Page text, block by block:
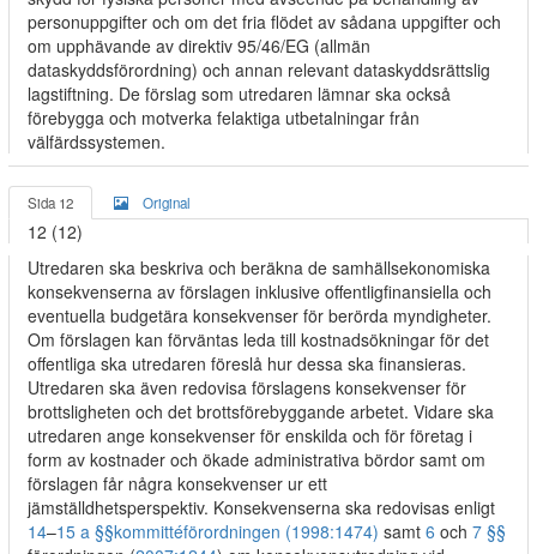
personuppgifter och om det fria flödet av sådana uppgifter och
om upphävande av direktiv 95/46/EG (allmän
dataskyddsförordning) och annan relevant dataskyddsrättslig
lagstiftning. De förslag som utredaren lämnar ska också
förebygga och motverka felaktiga utbetalningar från
välfärdssystemen.
Sida 12 Original
12 (12)
Utredaren ska beskriva och beräkna de samhällsekonomiska
konsekvenserna av förslagen inklusive offentligfinansiella och
eventuella budgetära konsekvenser för berörda myndigheter.
Om förslagen kan förväntas leda till kostnadsökningar för det
offentliga ska utredaren föreslå hur dessa ska finansieras.
Utredaren ska även redovisa förslagens konsekvenser för
brottsligheten och det brottsförebyggande arbetet. Vidare ska
utredaren ange konsekvenser för enskilda och för företag i
form av kostnader och ökade administrativa bördor samt om
förslagen får några konsekvenser ur ett
jämställdhetsperspektiv. Konsekvenserna ska redovisas enligt
14–15 a §§kommittéförordningen (1998:1474) samt 6 och 7 §§